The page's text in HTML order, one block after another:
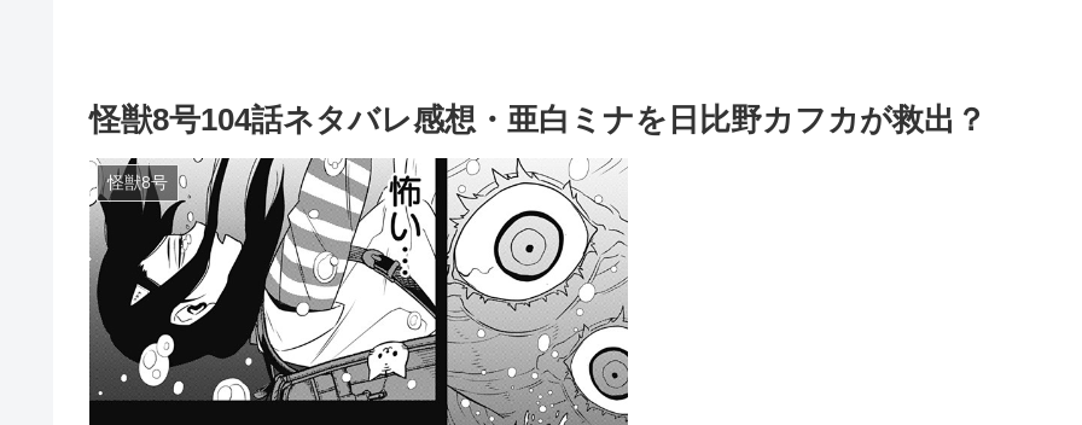
怪獣8号104話ネタバレ感想・亜白ミナを日比野カフカが救出？
怪獣8号